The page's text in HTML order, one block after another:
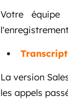
Votre
La version
les appels